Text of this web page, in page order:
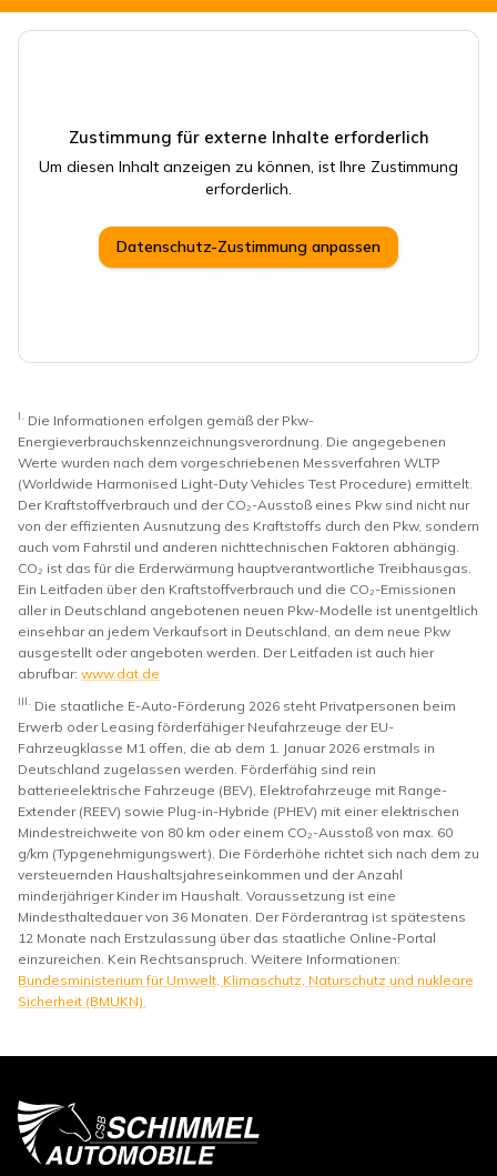
Zustimmung für externe Inhalte erforderlich
Um diesen Inhalt anzeigen zu können, ist Ihre Zustimmung
erforderlich.
Datenschutz-Zustimmung anpassen
I. Die Informationen erfolgen gemäß der Pkw-
Energieverbrauchskennzeichnungsverordnung. Die angegebenen
Werte wurden nach dem vorgeschriebenen Messverfahren WLTP
(Worldwide Harmonised Light-Duty Vehicles Test Procedure) ermittelt.
Der Kraftstoffverbrauch und der CO₂-Ausstoß eines Pkw sind nicht nur
von der effizienten Ausnutzung des Kraftstoffs durch den Pkw, sondern
auch vom Fahrstil und anderen nichttechnischen Faktoren abhängig.
CO₂ ist das für die Erderwärmung hauptverantwortliche Treibhausgas.
Ein Leitfaden über den Kraftstoffverbrauch und die CO₂-Emissionen
aller in Deutschland angebotenen neuen Pkw-Modelle ist unentgeltlich
einsehbar an jedem Verkaufsort in Deutschland, an dem neue Pkw
ausgestellt oder angeboten werden. Der Leitfaden ist auch hier
abrufbar: www.dat.de
III. Die staatliche E-Auto-Förderung 2026 steht Privatpersonen beim
Erwerb oder Leasing förderfähiger Neufahrzeuge der EU-
Fahrzeugklasse M1 offen, die ab dem 1. Januar 2026 erstmals in
Deutschland zugelassen werden. Förderfähig sind rein
batterieelektrische Fahrzeuge (BEV), Elektrofahrzeuge mit Range-
Extender (REEV) sowie Plug-in-Hybride (PHEV) mit einer elektrischen
Mindestreichweite von 80 km oder einem CO₂-Ausstoß von max. 60
g/km (Typgenehmigungswert). Die Förderhöhe richtet sich nach dem zu
versteuernden Haushaltsjahreseinkommen und der Anzahl
minderjähriger Kinder im Haushalt. Voraussetzung ist eine
Mindesthaltedauer von 36 Monaten. Der Förderantrag ist spätestens
12 Monate nach Erstzulassung über das staatliche Online-Portal
einzureichen. Kein Rechtsanspruch. Weitere Informationen:
Bundesministerium für Umwelt, Klimaschutz, Naturschutz und nukleare
Sicherheit (BMUKN).